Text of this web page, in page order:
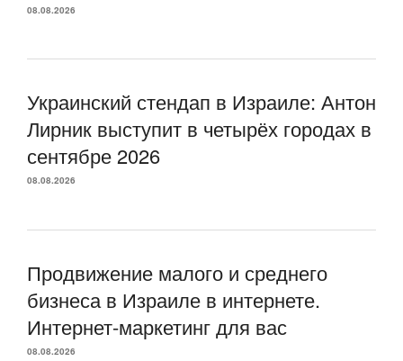
08.08.2026
Украинский стендап в Израиле: Антон
Лирник выступит в четырёх городах в
сентябре 2026
08.08.2026
Продвижение малого и среднего
бизнеса в Израиле в интернете.
Интернет-маркетинг для вас
08.08.2026